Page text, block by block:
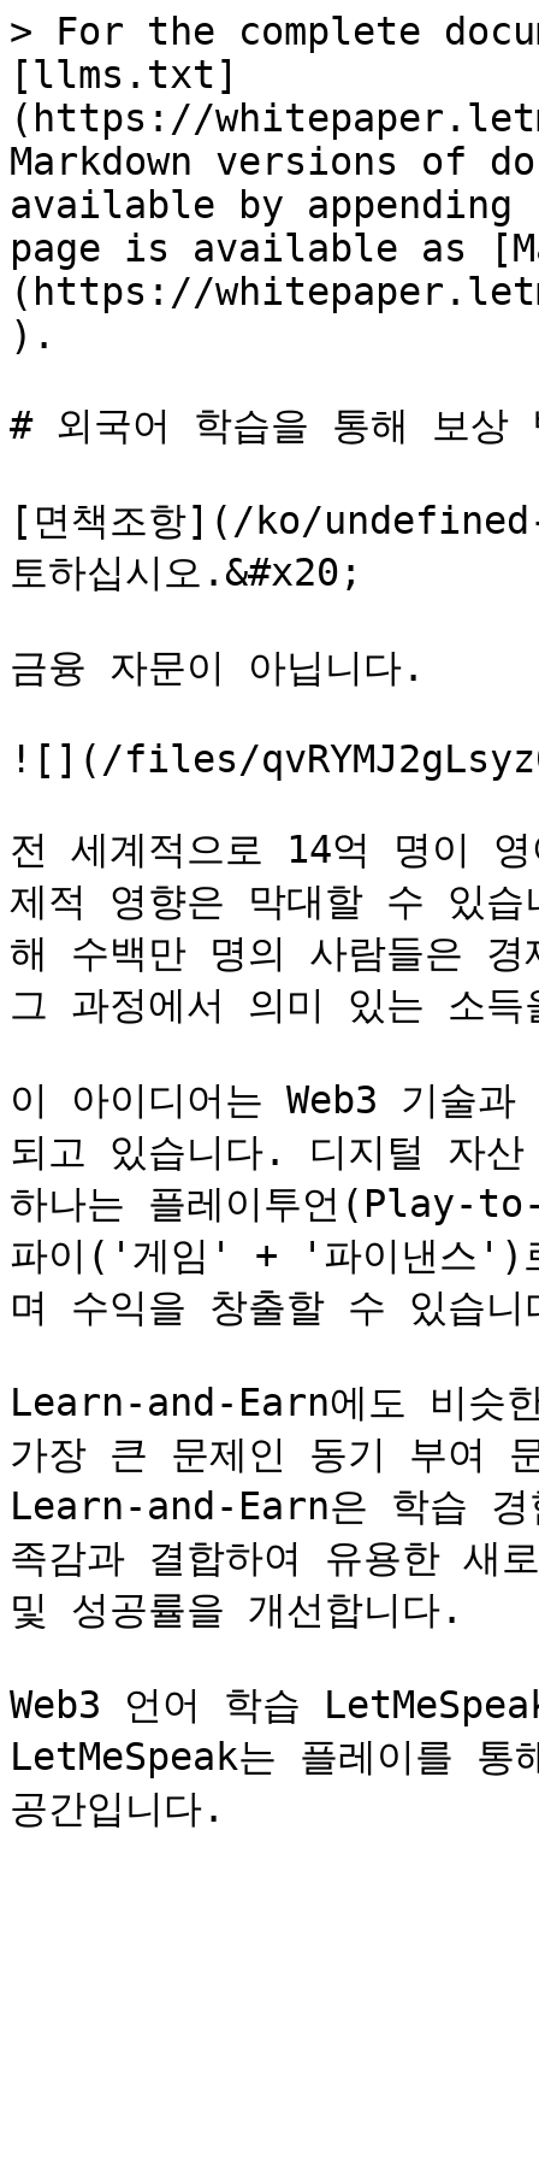
> For the complete
[llms.txt]
(https://
Markdown versions of
available by
page is available as
(https://
).
# 외국어 학습을 통해 보상
[면책조항](/ko/
토하십시오.&#x20;
금융 자문이 아닙니다.
![](/files/
전 세계적으로 14억 명이
제적 영향은 막대할 수 있
해 수백만 명의 사람들은
그 과정에서 의미 있는 소
이 아이디어는 Web3 기술
되고 있습니다. 디지털 자
하나는 플레이투언(Play-
파이('게임' + '파이낸스')
며 수익을 창출할 수 있습
Learn-and-Earn에도 비슷
가장 큰 문제인 동기 부여
Learn-and-Earn은 학습 경
족감과 결합하여 유용한 새
및 성공률을 개선합니다.
Web3 언어 학습
LetMeSpeak는 플레이를 통